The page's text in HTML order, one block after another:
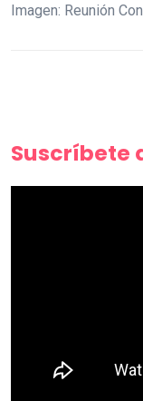
Imagen: Reunión
Suscríbete